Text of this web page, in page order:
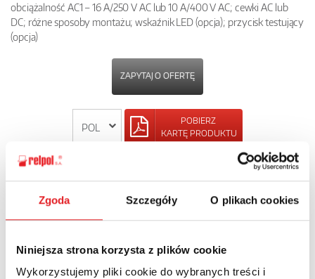
Zgoda Szczegóły O plikach cookies
Niniejsza strona korzysta z plików cookie
Wykorzystujemy pliki cookie do wybranych treści i
obciążalność AC1 – 16 A/250 V AC lub 10 A/400 V AC; cewki AC lub
DC; różne sposoby montażu; wskaźnik LED (opcja); przycisk testujący
(opcja)
ZAPYTAJ O OFERTĘ
POBIERZ
KARTĘ PRODUKTU
Zapytaj o szczegóły oferty